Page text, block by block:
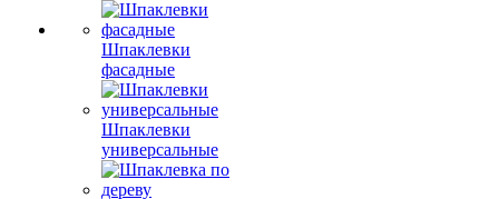
Шпаклевки
фасадные
Шпаклевки
универсальные